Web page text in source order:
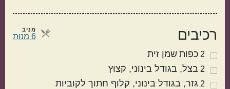
מניב
6 מנות רכיבים
2 כפות שמן זית
2 בצל בגודל בינוני, קצוץ
2 גזר בגודל בינוני, קלוף חתוך לקוביות
תוספות קינוחים